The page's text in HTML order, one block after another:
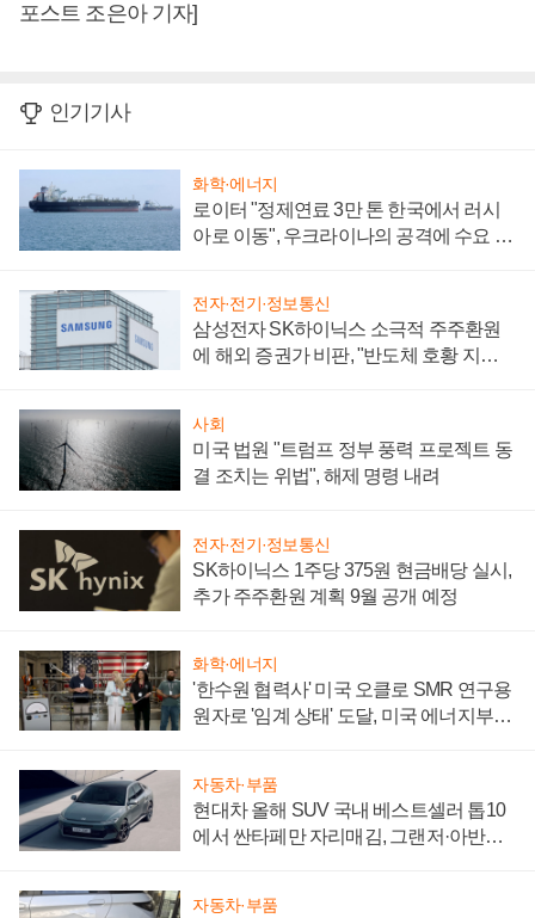
포스트 조은아 기자]
인기기사
화학·에너지
로이터 "정제연료 3만 톤 한국에서 러시
아로 이동", 우크라이나의 공격에 수요 늘
전자·전기·정보통신
삼성전자 SK하이닉스 소극적 주주환원
에 해외 증권가 비판, "반도체 호황 지속
사회
미국 법원 "트럼프 정부 풍력 프로젝트 동
결 조치는 위법", 해제 명령 내려
전자·전기·정보통신
SK하이닉스 1주당 375원 현금배당 실시,
추가 주주환원 계획 9월 공개 예정
화학·에너지
'한수원 협력사' 미국 오클로 SMR 연구용
원자로 '임계 상태' 도달, 미국 에너지부
자동차·부품
현대차 올해 SUV 국내 베스트셀러 톱10
에서 싼타페만 자리매김, 그랜저·아반떼
자동차·부품